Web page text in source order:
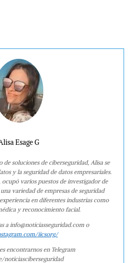
Esage G
soluciones de ciberseguridad, Alisa se
y la seguridad de datos empresariales.
ocupó varios puestos de investigador de
variedad de empresas de seguridad
en diferentes industrias como
y reconocimiento facial.
a info@noticiasseguridad.com o
iicsorg/
encontrarnos en Telegram
noticiasciberseguridad